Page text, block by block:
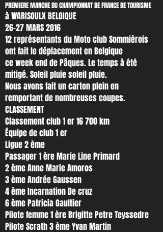
PREMIERE MANCHE DU CHAMPIONNAT DE FRANCE DE TOURISME
à WARISOULX BELGIQUE
26-27 MARS 2016
12 représentants du Moto club Sommièrois
ont fait le déplacement en Belgique
ce week end de Pâques. Le temps à été
mitigé. Soleil pluie soleil pluie.
Nous avons fait un carton plein en
remportant de nombreuses coupes.
CLASSEMENT
Classement club 1 er 16 700 km
Équipe de club 1 er
Ligue 2 ème
Passager 1 ère Marie Line Primard
2 ème Anne Marie Amoros
3 ème Andrée Gaussen
4 ème Incarnation De cruz
6 ème Patricia Gaultier
Pilote femme 1 ère Brigitte Petre Teyssedre
Pilote Scrath 3 ème Yvan Martin